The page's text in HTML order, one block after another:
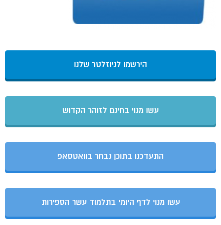
הירשמו לניוזלטר שלנו
עשו מנוי בחינם לזוהר הקדוש
התעדכנו בתוכן נבחר בוואטסאפ
עשו מנוי לדף היומי בתלמוד עשר הספירות